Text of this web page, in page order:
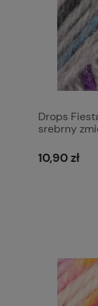
Drops
srebrny
10,90 zł